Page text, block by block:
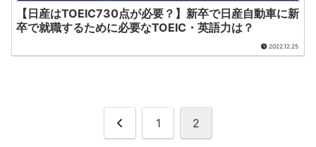
【日産はTOEIC730点が必要？】新卒で日産自動車に新
卒で就職するために必要なTOEIC・英語力は？
2022.12.25
前 1 2